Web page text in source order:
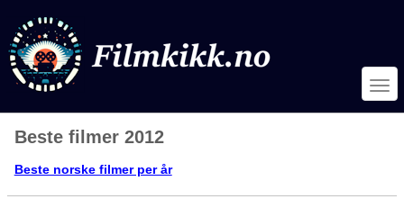
Beste filmer 2012
Beste norske filmer per år